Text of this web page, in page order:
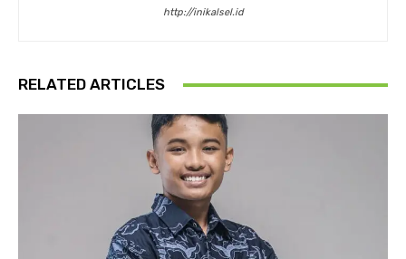
http://inikalsel.id
RELATED ARTICLES